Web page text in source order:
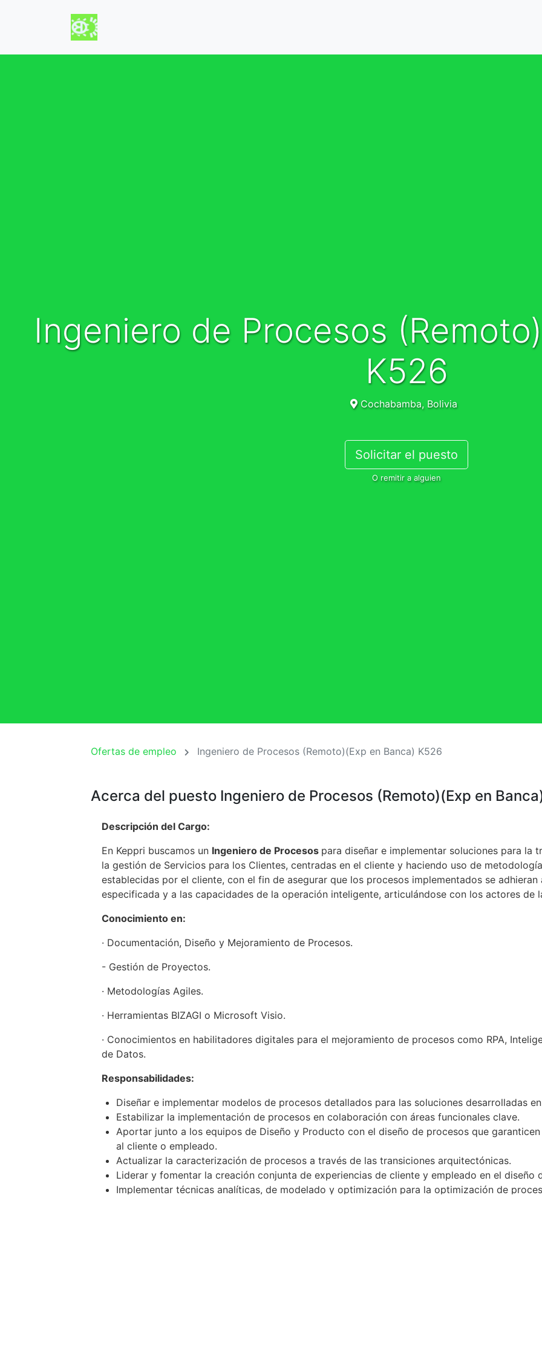
Ingeniero de Procesos (Remoto)(Exp en Banca)
K526
Cochabamba, Bolivia
Solicitar el puesto
O remitir a alguien
Ofertas de empleo Ingeniero de Procesos (Remoto)(Exp en Banca) K526
Acerca del puesto Ingeniero de Procesos (Remoto)(Exp en
Descripción del Cargo:
En Keppri buscamos un Ingeniero de Procesos para diseñar e implementar soluciones para la
la gestión de Servicios para los Clientes, centradas en el cliente y haciendo uso de
establecidas por el cliente, con el fin de asegurar que los procesos implementados se
especificada y a las capacidades de la operación inteligente, articulándose con los actores de
Conocimiento en:
· Documentación, Diseño y Mejoramiento de Procesos.
- Gestión de Proyectos.
· Metodologías Agiles.
· Herramientas BIZAGI o Microsoft Visio.
· Conocimientos en habilitadores digitales para el mejoramiento de procesos como RPA,
de Datos.
Responsabilidades:
Diseñar e implementar modelos de procesos detallados para las soluciones desarrolladas
Estabilizar la implementación de procesos en colaboración con áreas funcionales clave.
Aportar junto a los equipos de Diseño y Producto con el diseño de procesos que
al cliente o empleado.
Actualizar la caracterización de procesos a través de las transiciones arquitectónicas.
Liderar y fomentar la creación conjunta de experiencias de cliente y empleado en el diseño
Implementar técnicas analíticas, de modelado y optimización para la optimización de